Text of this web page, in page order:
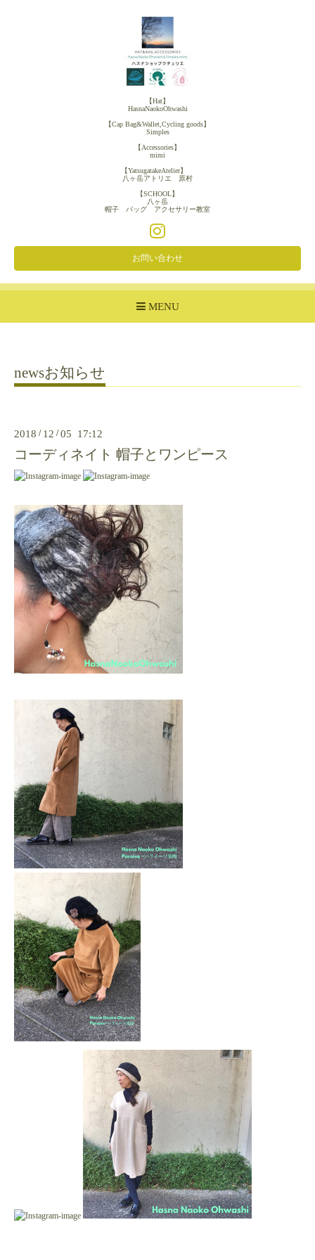
【Hat】
HasnaNaokoOhwashi
【Cap Bag&Wallet,Cycling goods】
Simples
【Accessories】
mimi
【YatsugatakeAtelier】
八ヶ岳アトリエ 原村
【SCHOOL】
八ヶ岳
帽子 バッグ アクセサリー教室
お問い合わせ
MENU
newsお知らせ
2018 / 12 /05 17:12
コーディネイト 帽子とワンピース